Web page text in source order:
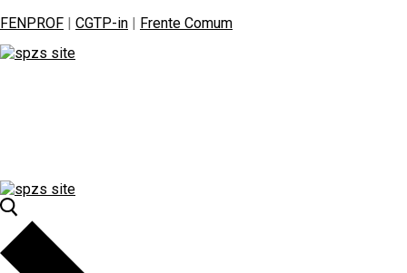
FENPROF | CGTP-in | Frente Comum